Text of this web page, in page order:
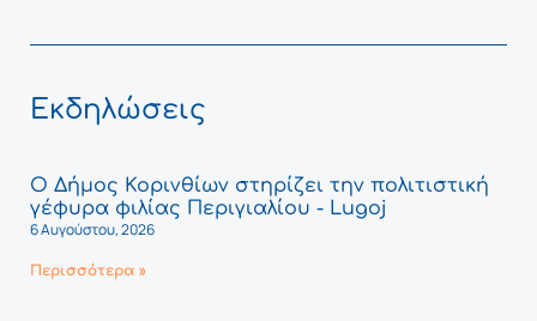
Εκδηλώσεις
Ο Δήμος Κορινθίων στηρίζει την πολιτιστική
γέφυρα φιλίας Περιγιαλίου - Lugoj
6 Αυγούστου, 2026
Περισσότερα »